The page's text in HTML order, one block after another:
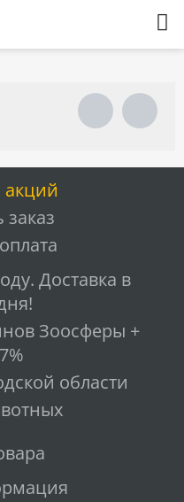
акций
заказ
Доставка в
Зоосферы +
области